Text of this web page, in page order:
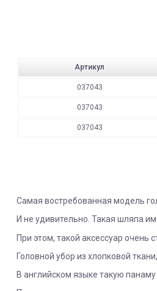
Артикул
037043
037043
037043
Самая востребованная модель
И не удивительно. Такая шляпа
При этом, такой аксессуар очень
Головной убор из хлопковой
В английском языке такую